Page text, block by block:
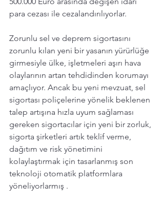
para cezası ile cezalandırılıyorlar.
Zorunlu sel ve deprem sigortasını
zorunlu kılan yeni bir yasanın yürürlüğe
girmesiyle ülke, işletmeleri aşırı hava
olaylarının artan tehdidinden korumayı
amaçlıyor. Ancak bu yeni mevzuat, sel
sigortası poliçelerine yönelik beklenen
talep artışına hızla uyum sağlaması
gereken sigortacılar için yeni bir zorluk,
sigorta şirketleri artık teklif verme,
dağıtım ve risk yönetimini
kolaylaştırmak için tasarlanmış son
teknoloji otomatik platformlara
yöneliyorlarmış .